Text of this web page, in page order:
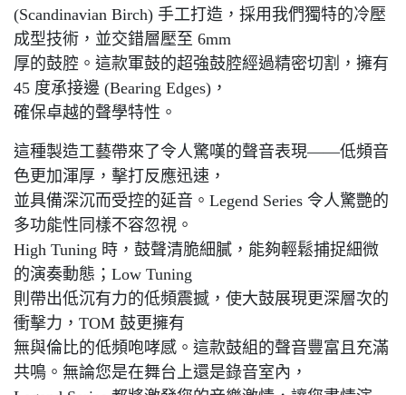
(Scandinavian Birch) 手工打造，採用我們獨特的冷壓
成型技術，並交錯層壓至 6mm
厚的鼓腔。這款軍鼓的超強鼓腔經過精密切割，擁有
45 度承接邊 (Bearing Edges)，
確保卓越的聲學特性。
這種製造工藝帶來了令人驚嘆的聲音表現——低頻音
色更加渾厚，擊打反應迅速，
並具備深沉而受控的延音。Legend Series 令人驚艷的
多功能性同樣不容忽視。
High Tuning 時，鼓聲清脆細膩，能夠輕鬆捕捉細微
的演奏動態；Low Tuning
則帶出低沉有力的低頻震撼，使大鼓展現更深層次的
衝擊力，TOM 鼓更擁有
無與倫比的低頻咆哮感。這款鼓組的聲音豐富且充滿
共鳴。無論您是在舞台上還是錄音室內，